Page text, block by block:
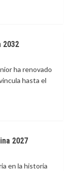
2032
ha renovado
hasta el
2027
en la historia